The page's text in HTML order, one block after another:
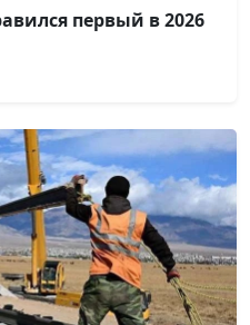
первый в 2026